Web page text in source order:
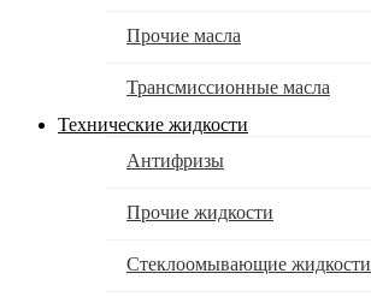
Прочие масла
Трансмиссионные масла
Технические жидкости
Антифризы
Прочие жидкости
Стеклоомывающие жидкости